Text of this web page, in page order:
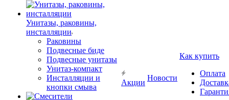
Унитазы, раковины,
инсталляции
Раковины
Подвесные биде
Подвесные унитазы
Унитаз-компакт
Инсталляции и
кнопки смыва
Акции
Новости
Как купить
Оплата